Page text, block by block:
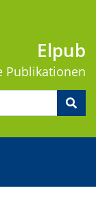
Elpub
Publikationen